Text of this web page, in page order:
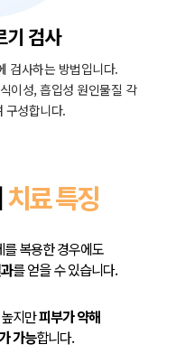
기 검사
검사하는 방법입니다.
이성, 흡입성 원인물질 각
구성합니다.
치료 특징
복용한 경우에도
를 얻을 수 있습니다.
지만피부가 약해
가능합니다.